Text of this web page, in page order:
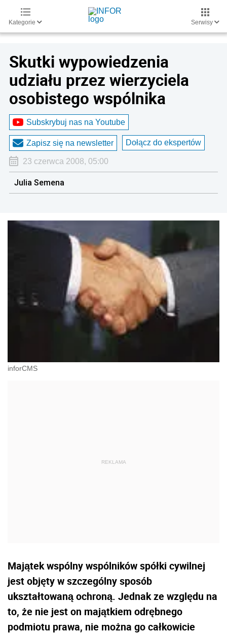
Kategorie Serwisy
Skutki wypowiedzenia
udziału przez wierzyciela
osobistego wspólnika
Subskrybuj nas na Youtube
Zapisz się na newsletter Dołącz do ekspertów
23 czerwca 2008, 05:00
Julia Semena
inforCMS
Majątek wspólny wspólników spółki cywilnej
jest objęty w szczególny sposób
ukształtowaną ochroną. Jednak ze względu na
to, że nie jest on majątkiem odrębnego
podmiotu prawa, nie można go całkowicie